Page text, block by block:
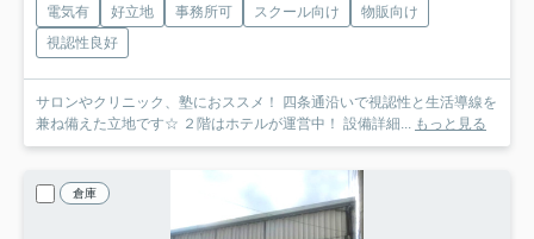
電気有 好立地 事務所可 スクール向け
物販向け
視認性良好
サロンやクリニック、塾におススメ！ 四条通沿いで視認性と生活導線を
兼ね備えた立地です☆ ２階はホテルが運営中！ 設備詳細... もっと見る
倉庫